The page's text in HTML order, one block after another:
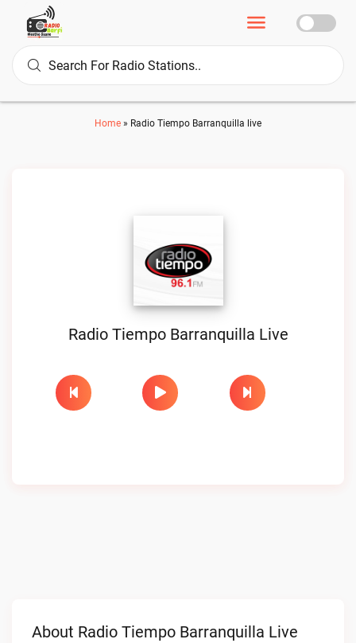
Home » Radio Tiempo Barranquilla live
Radio Tiempo Barranquilla Live
About Radio Tiempo Barranquilla Live